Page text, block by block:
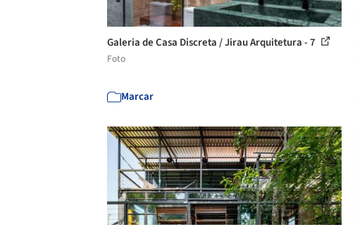
Galeria de Casa Discreta / Jirau Arquitetura - 7
Foto
Marcar